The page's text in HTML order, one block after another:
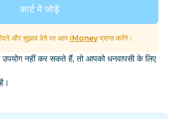
कार्ट में जोड़ें
और सुझाव देने पर आप iMoney प्राप्त करेंगे।
नहीं कर सकते हैं, तो आपको धनवापसी के लिए